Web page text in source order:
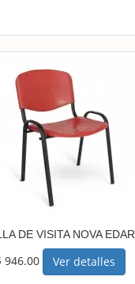
DE VISITA NOVA EDAR
946.00 Ver detalles